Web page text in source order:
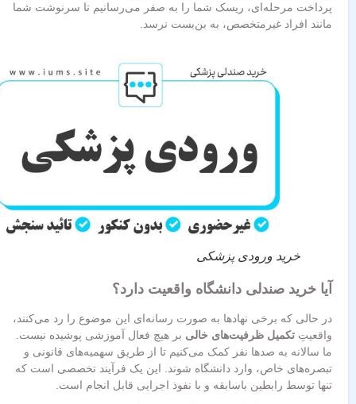
پرداخت مرحله‌ای، ریسک شما را به صفر می‌رسانیم تا سرنوشت شما
مانند افراد غیرمتخصص، به بن‌بست نرسد.
خرید ورودی پزشکی
آیا خرید صندلی دانشگاه واقعیت دارد؟
در حالی که برخی نهادها به صورت رسانه‌ای این موضوع را رد می‌کنند،
واقعیتِتکمیل ظرفیت‌های خالی بر هیچ فعال آموزشی پوشیده نیست.
ما سالانه به صدها نفر کمک می‌کنیم تا از طریق سهمیه‌های قانونی و
تبصره‌های خاص، وارد دانشگاه شوند. این یک فرآیند تخصصی است که
تنها توسط رابطین باسابقه و با نفوذ اجرایی قابل انجام است.